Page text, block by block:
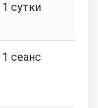
1 сутки
1 сеанс